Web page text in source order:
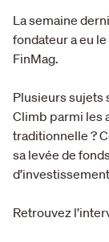
La semaine
fondateur a eu
FinMag.
Plusieurs sujets
Climb parmi les
traditionnelle ?
sa levée de
Retrouvez